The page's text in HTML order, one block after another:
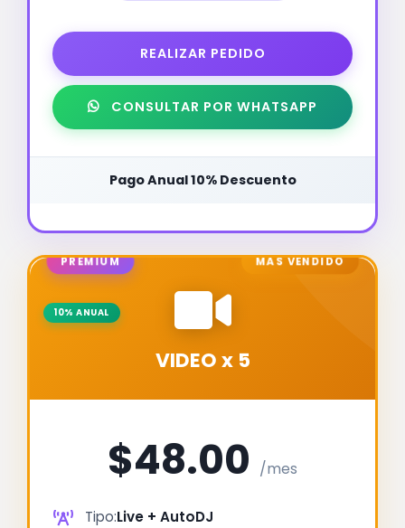
REALIZAR PEDIDO
CONSULTAR POR WHATSAPP
Pago Anual 10% Descuento
MÁS VENDIDO
PREMIUM
10% ANUAL
VIDEO x 5
$48.00 /mes
Tipo:Live + AutoDJ